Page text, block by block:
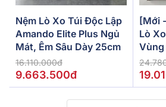
Nệm Lò Xo Túi Độc Lập
Amando Elite Plus Ngủ
Mát, Êm Sâu Dày 25cm
16.110.000đ
9.663.500đ
[Mới
Lò